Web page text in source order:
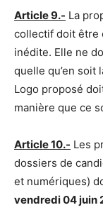
Article 9.- La
collectif doit être
inédite. Elle ne
quelle qu’en soit
Logo proposé
manière que ce
Article 10.- Les
dossiers de
et numériques)
vendredi 04 juin